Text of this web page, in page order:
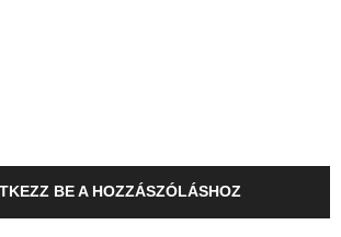
BE A HOZZÁSZÓLÁSHOZ